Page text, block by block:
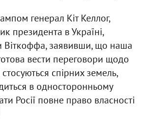
генерал Кіт Келлог,
президента в Україні,
Віткоффа, заявивши, що наша
вести переговори щодо
спірних земель,
в односторонньому
Росії повне право власності